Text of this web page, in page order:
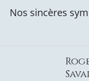
Nos sincères